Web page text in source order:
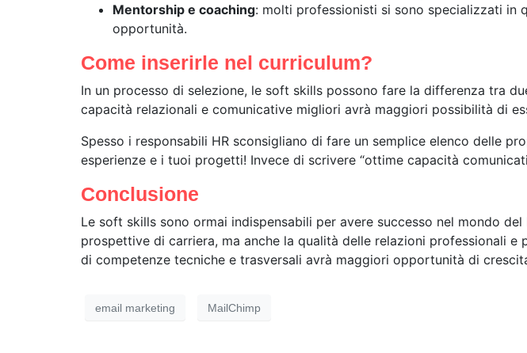
Mentorship e coaching: molti professionisti si sono specializzati in
opportunità.
Come inserirle nel curriculum?
In un processo di selezione, le soft skills possono fare la differenza tra
capacità relazionali e comunicative migliori avrà maggiori possibilità di
Spesso i responsabili HR sconsigliano di fare un semplice elenco delle
esperienze e i tuoi progetti! Invece di scrivere “ottime capacità
Conclusione
Le soft skills sono ormai indispensabili per avere successo nel mondo
prospettive di carriera, ma anche la qualità delle relazioni professionali
di competenze tecniche e trasversali avrà maggiori opportunità di
email marketing MailChimp